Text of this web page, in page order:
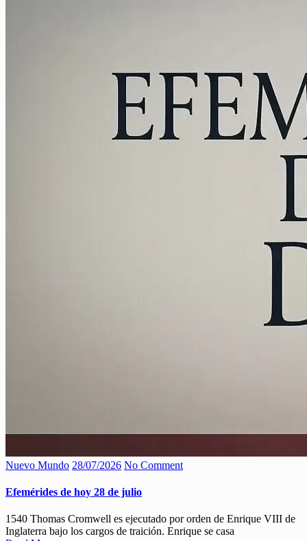
Nuevo Mundo 28/07/2026 No Comment
Efemérides de hoy 28 de julio
1540 Thomas Cromwell es ejecutado por orden de Enrique VIII de
Inglaterra bajo los cargos de traición. Enrique se casa